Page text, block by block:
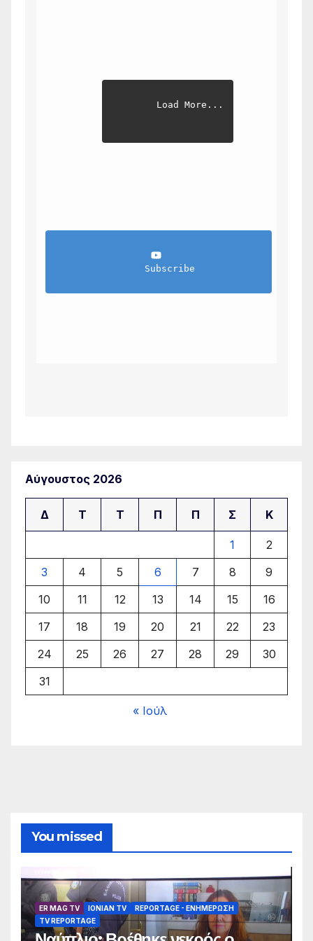
Load More...
                Subscribe
Αύγουστος 2026
Δ Τ Τ Π Π Σ Κ
1
2
3
4 5 6 7 8
9
10
11 12 13 14 15
16
17
18 19 20 21 22
23
24
25 26 27 28 29
30
31
« Ιούλ
You missed
ER MAG TV IONIAN TV
REPORTAGE - EΝΗΜΈΡΩΣΗ
TV REPORTAGE